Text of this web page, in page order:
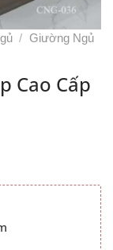
/ Giường Ngủ
Cao Cấp